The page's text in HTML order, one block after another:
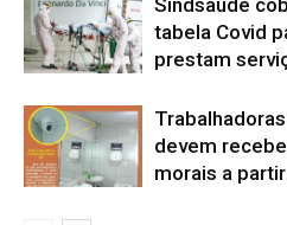
Sindsaúde
tabela Covid
prestam
devem
morais a